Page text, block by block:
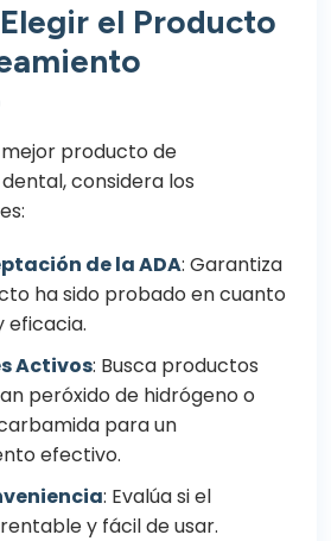
el Producto
producto de
considera los
de la ADA: Garantiza
ha sido probado en cuanto
eficacia.
Activos: Busca productos
peróxido de hidrógeno o
para un
efectivo.
: Evalúa si el
y fácil de usar.